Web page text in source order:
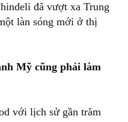
đã vượt xa Trung
làn sóng mới ở thị
Mỹ cũng phải làm
với lịch sử gần trăm